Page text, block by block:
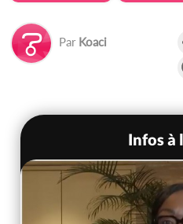
Par Koaci
Infos à